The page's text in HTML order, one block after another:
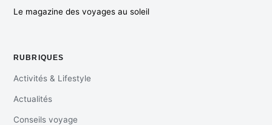
Le magazine des voyages au soleil
RUBRIQUES
Activités & Lifestyle
Actualités
Conseils voyage